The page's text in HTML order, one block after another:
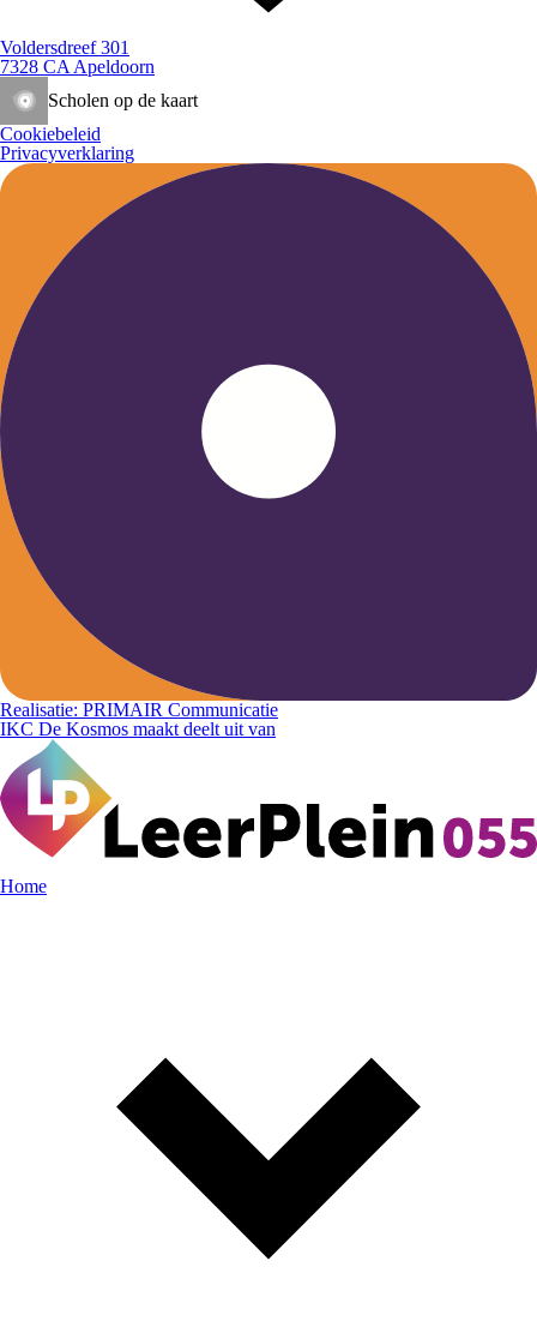
Voldersdreef 301
7328 CA Apeldoorn
Scholen op de kaart
Cookiebeleid
Privacyverklaring
Realisatie: PRIMAIR Communicatie
IKC De Kosmos maakt deelt uit van
Home